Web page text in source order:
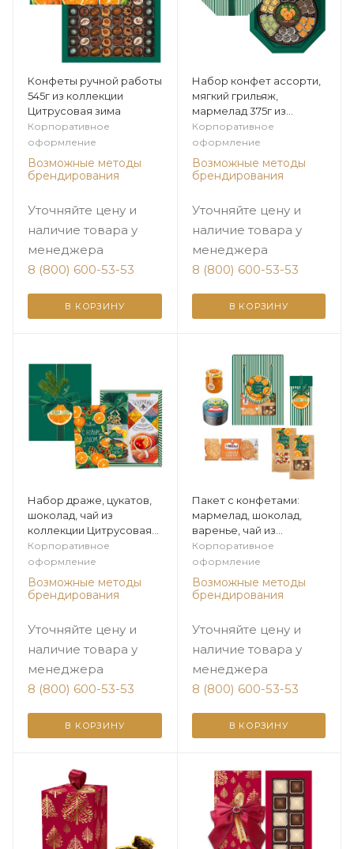
Конфеты ручной работы
545г из коллекции
Цитрусовая зима
Корпоративное
оформление
Возможные методы
брендирования
Уточняйте цену и
наличие товара у
менеджера
8 (800) 600-53-53
В КОРЗИНУ
Набор конфет ассорти,
мягкий грильяж,
мармелад 375г из
коллекции Цитрусовая
зима
Корпоративное
оформление
Возможные методы
брендирования
Уточняйте цену и
наличие товара у
менеджера
8 (800) 600-53-53
В КОРЗИНУ
Набор драже, цукатов,
шоколад, чай из
коллекции Цитрусовая
зима
Корпоративное
оформление
Возможные методы
брендирования
Уточняйте цену и
наличие товара у
менеджера
8 (800) 600-53-53
В КОРЗИНУ
Пакет с конфетами:
мармелад, шоколад,
варенье, чай из
коллекции Цитрусовая
зима
Корпоративное
оформление
Возможные методы
брендирования
Уточняйте цену и
наличие товара у
менеджера
8 (800) 600-53-53
В КОРЗИНУ